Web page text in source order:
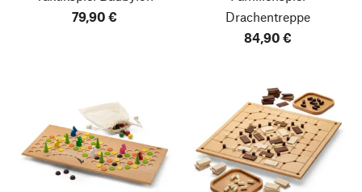
79,90 €
Drachentreppe
84,90 €